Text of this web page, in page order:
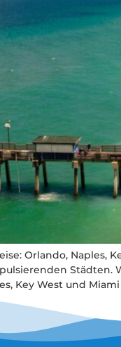
Orlando,
Städten.
Key West und